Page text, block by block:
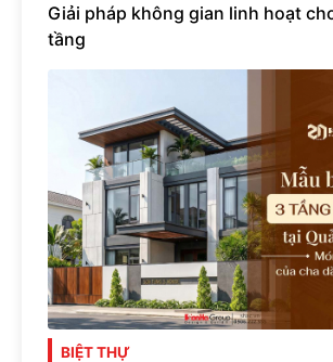
Giải pháp không gian linh hoạt
tầng
BIỆT THỰ